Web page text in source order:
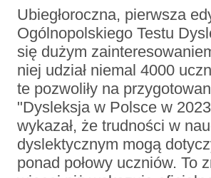
Ubiegłoroczna, pierwsza
Ogólnopolskiego Testu
się dużym
niej udział niemal 4000
te pozwoliły na
"Dysleksja w Polsce w
wykazał, że trudności w
dyslektycznym mogą
ponad połowy uczniów. To